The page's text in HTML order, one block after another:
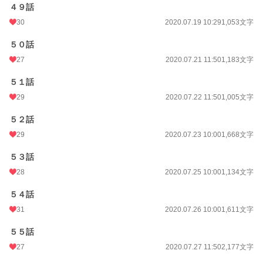
４９話
30 2020.07.19 10:291,053文字
５０話
27 2020.07.21 11:501,183文字
５１話
29 2020.07.22 11:501,005文字
５２話
29 2020.07.23 10:001,668文字
５３話
28 2020.07.25 10:001,134文字
５４話
31 2020.07.26 10:001,611文字
５５話
27 2020.07.27 11:502,177文字